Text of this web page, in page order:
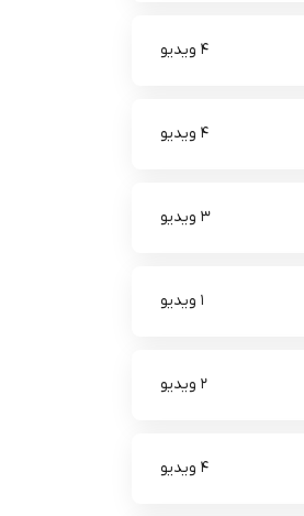
4 ویدیو
4 ویدیو
3 ویدیو
1 ویدیو
2 ویدیو
4 ویدیو